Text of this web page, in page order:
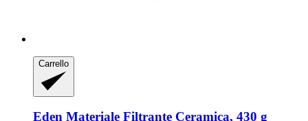
Carrello
Eden Materiale Filtrante Ceramica, 430 g